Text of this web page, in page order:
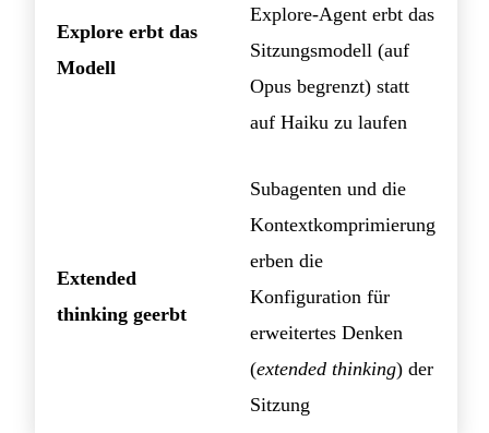
Explore erbt das
Modell
Explore-Agent erbt das
Sitzungsmodell (auf
Opus begrenzt) statt
auf Haiku zu laufen
Extended
thinking geerbt
Subagenten und die
Kontextkomprimierung
erben die
Konfiguration für
erweitertes Denken
(extended thinking) der
Sitzung